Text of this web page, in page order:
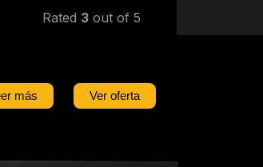
Rated 3 out of 5
más Ver oferta